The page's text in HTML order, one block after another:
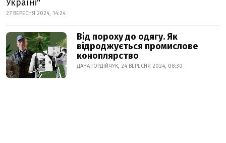
Україні"
27 ВЕРЕСНЯ 2024, 14:24
Від пороху до одягу. Як
відроджується промислове
коноплярство
ДАНА ГОРДІЙЧУК, 24 ВЕРЕСНЯ 2024, 08:30